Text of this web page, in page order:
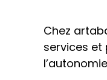
Chez
services et